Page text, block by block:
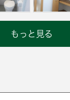
もっと見る